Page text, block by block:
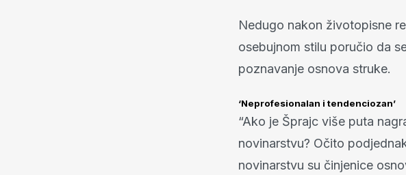
Nedugo nakon životopisne
osebujnom stilu poručio da
poznavanje osnova struke.
‘Neprofesionalan i tendenciozan’
“Ako je Šprajc više puta
novinarstvu? Očito
novinarstvu su činjenice